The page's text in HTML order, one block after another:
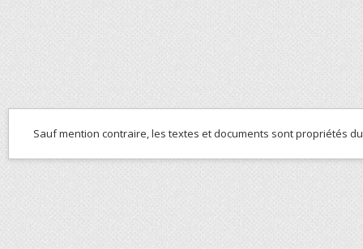
Sauf mention contraire, les textes et documents sont propriétés